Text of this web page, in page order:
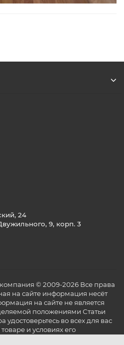
24
9, корп. 3
© 2009-2026 Все права
на сайте информация несёт
на сайте не является
положениями Статьи
во всех для вас
и условиях его